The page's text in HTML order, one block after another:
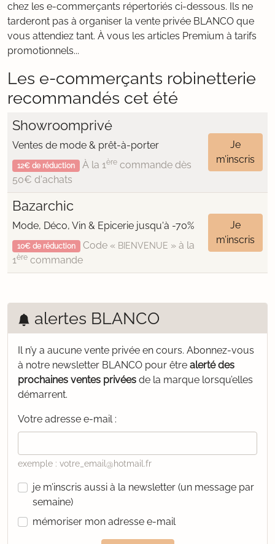
chez les e-commerçants répertoriés ci-dessous. Ils ne
tarderont pas à organiser la vente privée BLANCO que
vous attendiez tant. À vous les articles Premium à tarifs
promotionnels...
Les e-commerçants robinetterie
recommandés cet été
Showroomprivé
Ventes de mode & prêt-à-porter
12€ de réduction À la 1èrecommande dès
50€ d'achats
Je
m’inscris
Bazarchic
Mode, Déco, Vin & Epicerie jusqu'à -70%
10€ de réduction Code « BIENVENUE » à la
1ère commande
Je
m’inscris
alertes BLANCO
Il n’y a aucune vente privée en cours. Abonnez-vous
à notre newsletter BLANCO pour être alerté des
prochaines ventes privées de la marque lorsqu’elles
démarrent.
Votre adresse e-mail :
exemple : votre_email@hotmail.fr
je m’inscris aussi à la newsletter (un message par
semaine)
mémoriser mon adresse e-mail